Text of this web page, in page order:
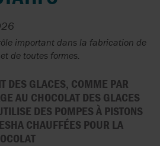
important dans la fabrication de
de toutes formes.
DES GLACES, COMME PAR
AU CHOCOLAT DES GLACES
DES POMPES À PISTONS
CHAUFFÉES POUR LA